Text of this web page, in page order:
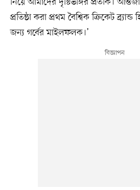
প্রতিষ্ঠা করা প্রথম বৈশ্বিক ক্রিকেট
জন্য গর্বের মাইলফলক।’